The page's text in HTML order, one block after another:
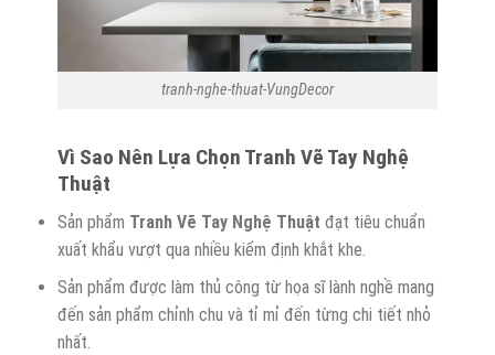
tranh-nghe-thuat-VungDecor
Vì Sao Nên Lựa Chọn Tranh Vẽ Tay Nghệ
Thuật
Sản phẩm Tranh Vẽ Tay Nghệ Thuật đạt tiêu chuẩn
xuất khẩu vượt qua nhiều kiểm định khắt khe.
Sản phẩm được làm thủ công từ họa sĩ lành nghề mang
đến sản phẩm chỉnh chu và tỉ mỉ đến từng chi tiết nhỏ
nhất.